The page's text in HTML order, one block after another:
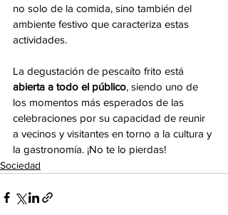
no solo de la comida, sino también del
ambiente festivo que caracteriza estas
actividades.
La degustación de pescaíto frito está
abierta a todo el público, siendo uno de
los momentos más esperados de las
celebraciones por su capacidad de reunir
a vecinos y visitantes en torno a la cultura y
la gastronomía. ¡No te lo pierdas!
Sociedad